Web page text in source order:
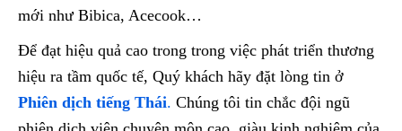
mới như Bibica, Acecook…
Để đạt hiệu quả cao trong trong việc phát triển thương
hiệu ra tầm quốc tế, Quý khách hãy đặt lòng tin ở
Phiên dịch tiếng Thái. Chúng tôi tin chắc đội ngũ